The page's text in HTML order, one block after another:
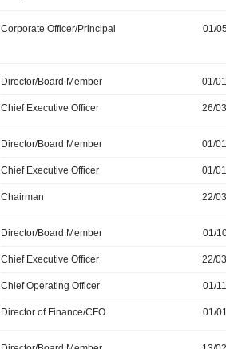
Corporate Officer/Principal 01/
Director/Board Member 01/
Chief Executive Officer 26/
Director/Board Member 01/
Chief Executive Officer 01/
Chairman 22/
Director/Board Member 01/
Chief Executive Officer 22/
Chief Operating Officer 01/
Director of Finance/CFO 01/